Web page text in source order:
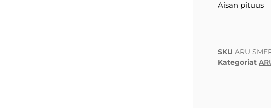
Aisan pituus
SKUARU
Kategoriat